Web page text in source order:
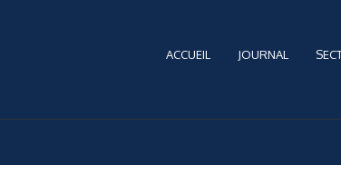
ACCUEIL JOURNAL